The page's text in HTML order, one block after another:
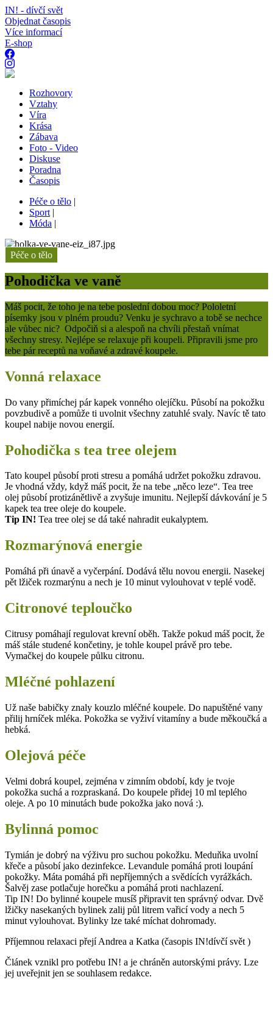
IN! - dívčí svět
Objednat časopis
Více informací
E-shop
Rozhovory
Vztahy
Víra
Krása
Zábava
Foto - Video
Diskuse
Poradna
Časopis
Péče o tělo |
Sport |
Móda |
Péče o tělo
Pohodička ve vaně
Máš pocit, že toho je na tebe poslední dobou moc? Pololetní
písemky jsou v plném proudu? Venku je sychravo a tobě se nechce
ale vůbec nic? Odpočiň si a alespoň na chvíli přestaň vnímat
všechny stresy. Nejlépe se relaxuje při koupeli. Připravili jsme pro
tebe pár receptů na voňavé a zdravé koupele.
Vonná relaxace
Do vany přimíchej pár kapek vonného olejíčku. Působí na pokožku
povzbudivě a pomůže ti uvolnit všechny zatuhlé svaly. Navíc tě tato
koupel nabije novou energií.
Pohodička s tea tree olejem
Tato koupel působí proti stresu a pomáhá udržet pokožku zdravou.
Je vhodná vždy, když máš pocit, že na tebe „něco leze“. Tea tree
olej působí protizánětlivě a zvyšuje imunitu. Nejlepší dávkování je 5
kapek tea tree oleje do koupele.
Tip IN! Tea tree olej se dá také nahradit eukalyptem.
Rozmarýnová energie
Pomáhá při únavě a vyčerpání. Dodává tělu novou energii. Nasekej
pět lžiček rozmarýnu a nech je 10 minut vylouhovat v teplé vodě.
Citronové teploučko
Citrusy pomáhají regulovat krevní oběh. Takže pokud máš pocit, že
máš stále studené končetiny, je tohle koupel právě pro tebe.
Vymačkej do koupele půlku citronu.
Mléčné pohlazení
Už naše babičky znaly kouzlo mléčné koupele. Do napuštěné vany
přilij hrníček mléka. Pokožka se vyživí vitamíny a bude měkoučká a
hebká.
Olejová péče
Velmi dobrá koupel, zejména v zimním období, kdy je tvoje
pokožka suchá a rozpraskaná. Do koupele přidej 10 ml teplého
oleje. A po 10 minutách bude pokožka jako nová :).
Bylinná pomoc
Tymián je dobrý na výživu pro suchou pokožku. Meduňka uvolní
křeče a působí jako dezinfekce. Levandule pomáhá proti loupání
pokožky. Máta pomáhá při nepříjemných a svědících vyrážkách.
Šalvěj zase potlačuje horečku a pomáhá proti nachlazení.
Tip IN! Do bylinné koupele musíš připravit ten správný odvar. Dvě
lžičky nasekaných bylinek zalij půl litrem vařicí vody a nech 5
minut vylouhovat. Bylinky lze také míchat dohromady.
Příjemnou relaxaci přejí Andrea a Katka (časopis IN!dívčí svět )
Článek vznikl pro potřebu IN! a je chráněn autorskými právy. Lze
jej uveřejnit jen se souhlasem redakce.